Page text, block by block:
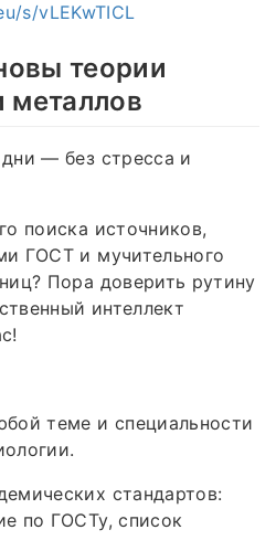
s/vLEKwTICL
теории
металлов
— без стресса и
поиска источников,
ГОСТ и мучительного
Пора доверить рутину
интеллект
теме и специальности
стандартов:
по ГОСТу, список